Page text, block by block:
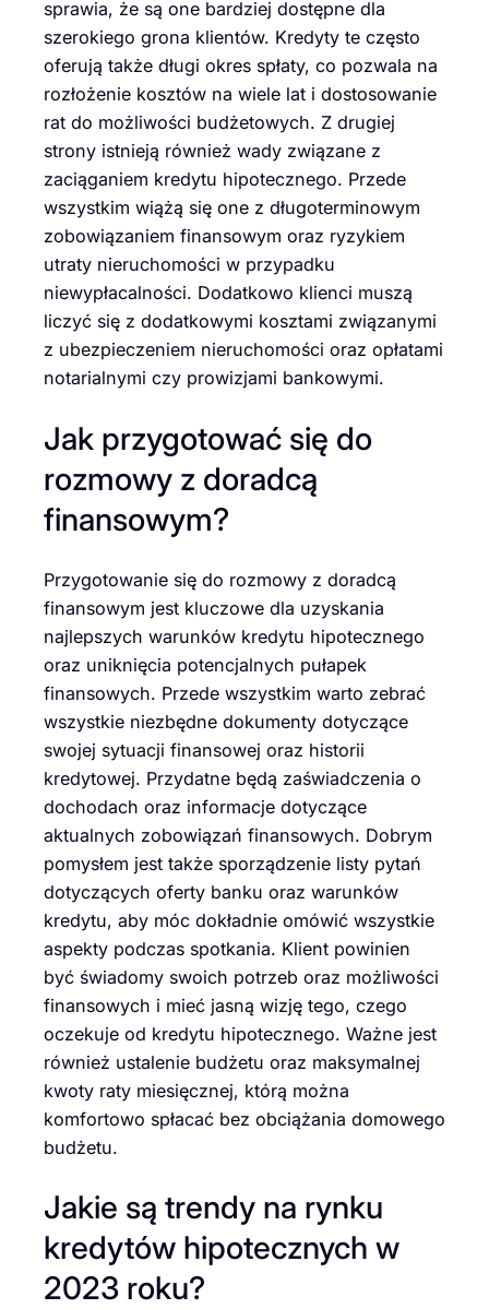
sprawia, że są one bardziej dostępne dla
szerokiego grona klientów. Kredyty te często
oferują także długi okres spłaty, co pozwala na
rozłożenie kosztów na wiele lat i dostosowanie
rat do możliwości budżetowych. Z drugiej
strony istnieją również wady związane z
zaciąganiem kredytu hipotecznego. Przede
wszystkim wiążą się one z długoterminowym
zobowiązaniem finansowym oraz ryzykiem
utraty nieruchomości w przypadku
niewypłacalności. Dodatkowo klienci muszą
liczyć się z dodatkowymi kosztami związanymi
z ubezpieczeniem nieruchomości oraz opłatami
notarialnymi czy prowizjami bankowymi.
Jak przygotować się do
rozmowy z doradcą
finansowym?
Przygotowanie się do rozmowy z doradcą
finansowym jest kluczowe dla uzyskania
najlepszych warunków kredytu hipotecznego
oraz uniknięcia potencjalnych pułapek
finansowych. Przede wszystkim warto zebrać
wszystkie niezbędne dokumenty dotyczące
swojej sytuacji finansowej oraz historii
kredytowej. Przydatne będą zaświadczenia o
dochodach oraz informacje dotyczące
aktualnych zobowiązań finansowych. Dobrym
pomysłem jest także sporządzenie listy pytań
dotyczących oferty banku oraz warunków
kredytu, aby móc dokładnie omówić wszystkie
aspekty podczas spotkania. Klient powinien
być świadomy swoich potrzeb oraz możliwości
finansowych i mieć jasną wizję tego, czego
oczekuje od kredytu hipotecznego. Ważne jest
również ustalenie budżetu oraz maksymalnej
kwoty raty miesięcznej, którą można
komfortowo spłacać bez obciążania domowego
budżetu.
Jakie są trendy na rynku
kredytów hipotecznych w
2023 roku?